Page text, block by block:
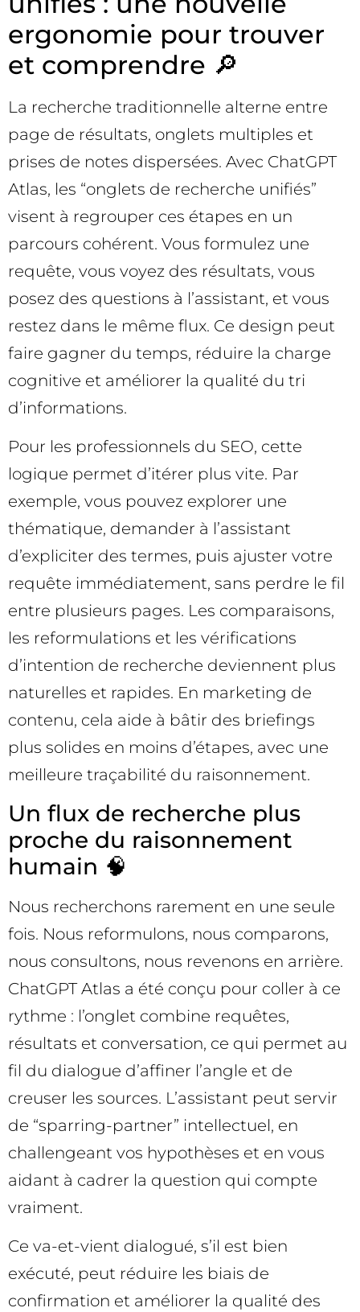
ergonomie pour trouver
et comprendre 🔎
La recherche traditionnelle alterne entre
page de résultats, onglets multiples et
prises de notes dispersées. Avec ChatGPT
Atlas, les “onglets de recherche unifiés”
visent à regrouper ces étapes en un
parcours cohérent. Vous formulez une
requête, vous voyez des résultats, vous
posez des questions à l’assistant, et vous
restez dans le même flux. Ce design peut
faire gagner du temps, réduire la charge
cognitive et améliorer la qualité du tri
d’informations.
Pour les professionnels du SEO, cette
logique permet d’itérer plus vite. Par
exemple, vous pouvez explorer une
thématique, demander à l’assistant
d’expliciter des termes, puis ajuster votre
requête immédiatement, sans perdre le fil
entre plusieurs pages. Les comparaisons,
les reformulations et les vérifications
d’intention de recherche deviennent plus
naturelles et rapides. En marketing de
contenu, cela aide à bâtir des briefings
plus solides en moins d’étapes, avec une
meilleure traçabilité du raisonnement.
Un flux de recherche plus
proche du raisonnement
humain 🧠
Nous recherchons rarement en une seule
fois. Nous reformulons, nous comparons,
nous consultons, nous revenons en arrière.
ChatGPT Atlas a été conçu pour coller à ce
rythme : l’onglet combine requêtes,
résultats et conversation, ce qui permet au
fil du dialogue d’affiner l’angle et de
creuser les sources. L’assistant peut servir
de “sparring-partner” intellectuel, en
challengeant vos hypothèses et en vous
aidant à cadrer la question qui compte
vraiment.
Ce va-et-vient dialogué, s’il est bien
exécuté, peut réduire les biais de
confirmation et améliorer la qualité des